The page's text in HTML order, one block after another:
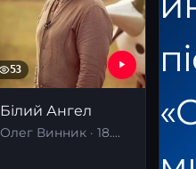
53
Білий Ангел
Олег Винник · 18.04.2025